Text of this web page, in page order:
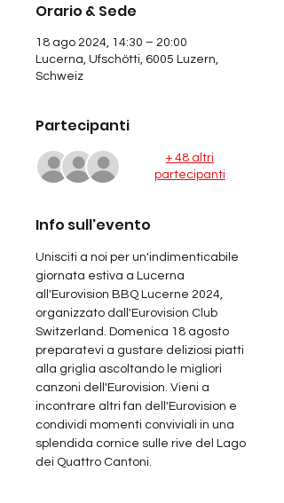
Orario & Sede
18 ago 2024, 14:30 – 20:00
Lucerna, Ufschötti, 6005 Luzern,
Schweiz
Partecipanti
+ 48 altri
partecipanti
Info sull'evento
Unisciti a noi per un'indimenticabile
giornata estiva a Lucerna
all'Eurovision BBQ Lucerne 2024,
organizzato dall'Eurovision Club
Switzerland. Domenica 18 agosto
preparatevi a gustare deliziosi piatti
alla griglia ascoltando le migliori
canzoni dell'Eurovision. Vieni a
incontrare altri fan dell'Eurovision e
condividi momenti conviviali in una
splendida cornice sulle rive del Lago
dei Quattro Cantoni.